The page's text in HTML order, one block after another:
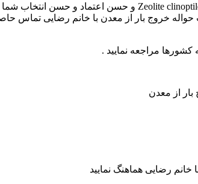
خروج بار از معدن با خانم رضایی تماس
کشورها مراجعه نمایید .